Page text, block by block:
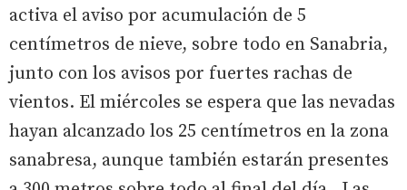
activa el aviso por acumulación de 5
centímetros de nieve, sobre todo en Sanabria,
junto con los avisos por fuertes rachas de
vientos. El miércoles se espera que las nevadas
hayan alcanzado los 25 centímetros en la zona
sanabresa, aunque también estarán presentes